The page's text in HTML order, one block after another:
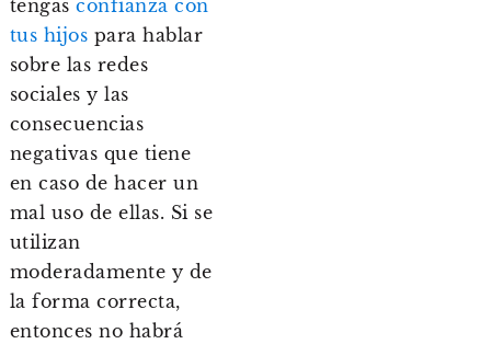
tengasconfianza con
tus hijos para hablar
sobre las redes
sociales y las
consecuencias
negativas que tiene
en caso de hacer un
mal uso de ellas. Si se
utilizan
moderadamente y de
la forma correcta,
entonces no habrá